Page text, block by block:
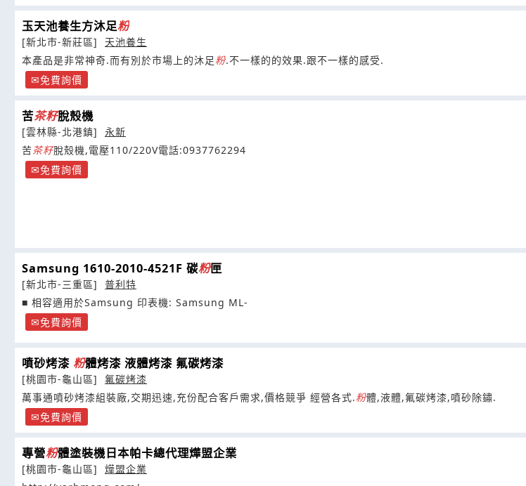
玉天池養生方沐足粉
[新北市-新莊區]
天池養生
本產品是非常神奇.而有別於市場上的沐足粉.不一樣的的效果.跟不一樣的感受.
免費詢價
苦茶籽脫殼機
[雲林縣-北港鎮]
永新
苦茶籽脫殼機,電壓110/220V電話:0937762294
免費詢價
Samsung 1610-2010-4521F 碳粉匣
[新北市-三重區]
普利特
■ 相容適用於Samsung 印表機: Samsung ML-
免費詢價
噴砂烤漆 粉體烤漆 液體烤漆 氟碳烤漆
[桃園市-龜山區]
氟碳烤漆
萬事通噴砂烤漆組裝廠,交期迅速,充份配合客戶需求,價格競爭 經營各式.粉體,液體,氟碳烤漆,噴砂除鏽.
免費詢價
專營粉體塗裝機日本帕卡總代理燁盟企業
[桃園市-龜山區]
燁盟企業